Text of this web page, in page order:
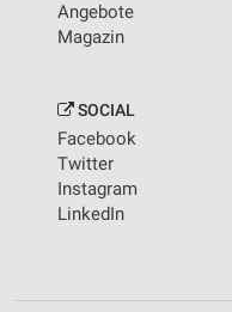
Angebote
Magazin
SOCIAL
Facebook
Twitter
Instagram
LinkedIn